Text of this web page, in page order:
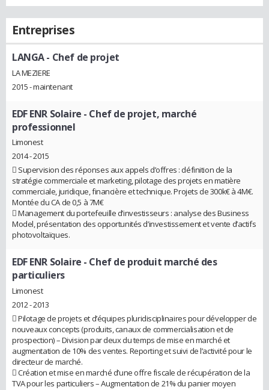
Entreprises
LANGA- Chef de projet
LA MEZIERE
2015 - maintenant
EDF ENR Solaire - Chef de projet, marché
professionnel
Limonest
2014 - 2015
 Supervision des réponses aux appels d’offres : définition de la
stratégie commerciale et marketing, pilotage des projets en matière
commerciale, juridique, financière et technique. Projets de 300k€ à 4M€.
Montée du CA de 0,5 à 7M€
 Management du portefeuille d’investisseurs : analyse des Business
Model, présentation des opportunités d’investissement et vente d’actifs
photovoltaïques.
EDF ENR Solaire - Chef de produit marché des
particuliers
Limonest
2012 - 2013
 Pilotage de projets et d’équipes pluridisciplinaires pour développer de
nouveaux concepts (produits, canaux de commercialisation et de
prospection) – Division par deux du temps de mise en marché et
augmentation de 10% des ventes. Reporting et suivi de l’activité pour le
directeur de marché.
 Création et mise en marché d’une offre fiscale de récupération de la
TVA pour les particuliers – Augmentation de 21% du panier moyen